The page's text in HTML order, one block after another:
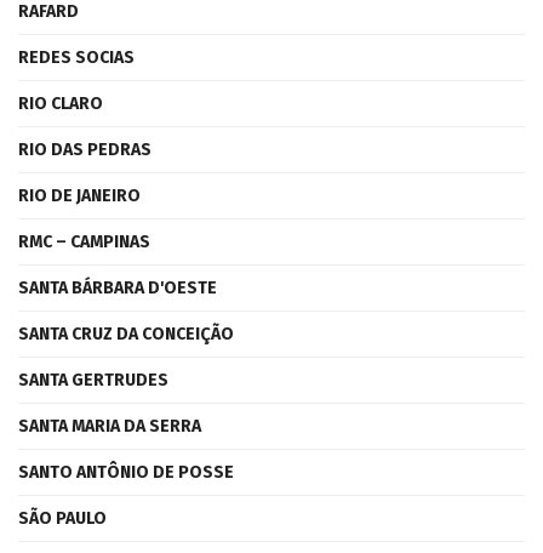
RAFARD
REDES SOCIAS
RIO CLARO
RIO DAS PEDRAS
RIO DE JANEIRO
RMC – CAMPINAS
SANTA BÁRBARA D'OESTE
SANTA CRUZ DA CONCEIÇÃO
SANTA GERTRUDES
SANTA MARIA DA SERRA
SANTO ANTÔNIO DE POSSE
SÃO PAULO